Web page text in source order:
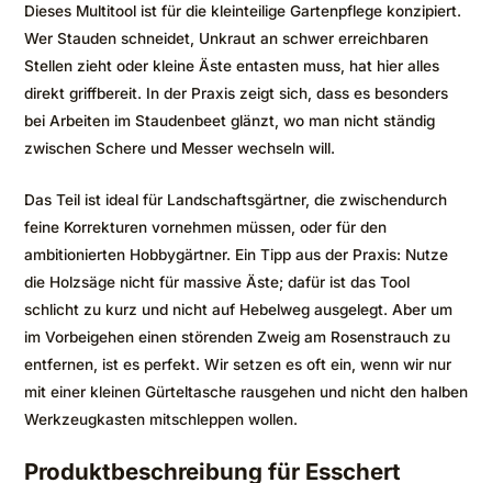
Dieses Multitool ist für die kleinteilige Gartenpflege konzipiert.
Wer Stauden schneidet, Unkraut an schwer erreichbaren
Stellen zieht oder kleine Äste entasten muss, hat hier alles
direkt griffbereit. In der Praxis zeigt sich, dass es besonders
bei Arbeiten im Staudenbeet glänzt, wo man nicht ständig
zwischen Schere und Messer wechseln will.
Das Teil ist ideal für Landschaftsgärtner, die zwischendurch
feine Korrekturen vornehmen müssen, oder für den
ambitionierten Hobbygärtner. Ein Tipp aus der Praxis: Nutze
die Holzsäge nicht für massive Äste; dafür ist das Tool
schlicht zu kurz und nicht auf Hebelweg ausgelegt. Aber um
im Vorbeigehen einen störenden Zweig am Rosenstrauch zu
entfernen, ist es perfekt. Wir setzen es oft ein, wenn wir nur
mit einer kleinen Gürteltasche rausgehen und nicht den halben
Werkzeugkasten mitschleppen wollen.
Produktbeschreibung für Esschert